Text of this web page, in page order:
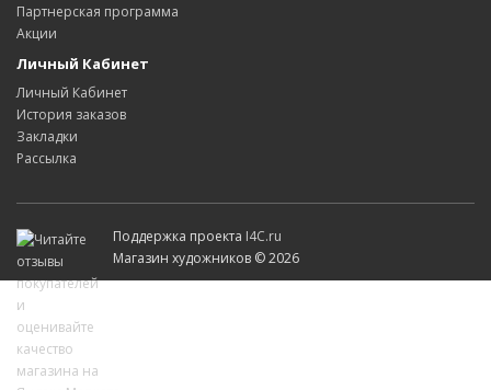
Партнерская программа
Акции
Личный Кабинет
Личный Кабинет
История заказов
Закладки
Рассылка
Поддержка проекта I4C.ru
Магазин художников © 2026